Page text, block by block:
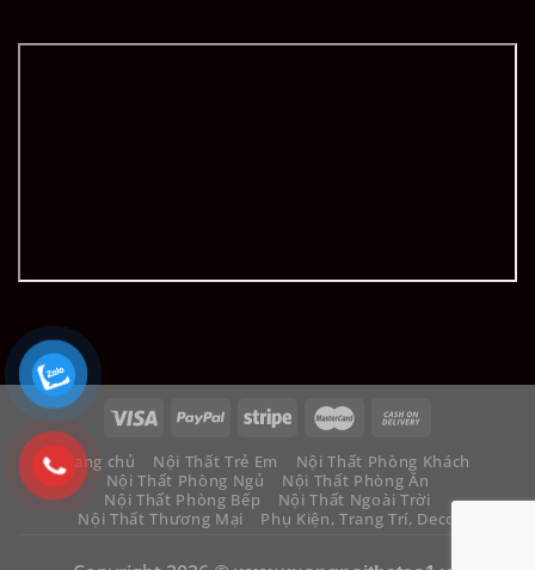
Trang chủ Nội Thất Trẻ Em
Nội Thất Phòng Khách
Nội Thất Phòng Ngủ
Nội Thất Phòng Ăn
Nội Thất Phòng Bếp
Nội Thất Ngoài Trời
Nội Thất Thương Mại
Phụ Kiện, Trang Trí, Decor